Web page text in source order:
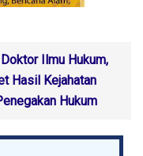
Ilmu Hukum,
Hasil Kejahatan
Hukum